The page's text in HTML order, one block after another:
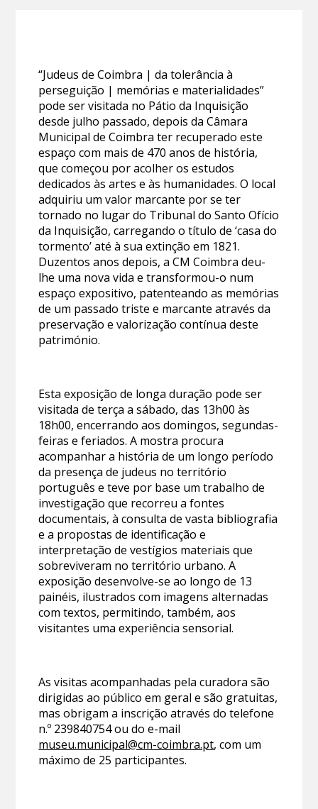
“Judeus de Coimbra | da tolerância à
perseguição | memórias e materialidades”
pode ser visitada no Pátio da Inquisição
desde julho passado, depois da Câmara
Municipal de Coimbra ter recuperado este
espaço com mais de 470 anos de história,
que começou por acolher os estudos
dedicados às artes e às humanidades. O local
adquiriu um valor marcante por se ter
tornado no lugar do Tribunal do Santo Ofício
da Inquisição, carregando o título de ‘casa do
tormento’ até à sua extinção em 1821.
Duzentos anos depois, a CM Coimbra deu-
lhe uma nova vida e transformou-o num
espaço expositivo, patenteando as memórias
de um passado triste e marcante através da
preservação e valorização contínua deste
património.
Esta exposição de longa duração pode ser
visitada de terça a sábado, das 13h00 às
18h00, encerrando aos domingos, segundas-
feiras e feriados. A mostra procura
acompanhar a história de um longo período
da presença de judeus no território
português e teve por base um trabalho de
investigação que recorreu a fontes
documentais, à consulta de vasta bibliografia
e a propostas de identificação e
interpretação de vestígios materiais que
sobreviveram no território urbano. A
exposição desenvolve-se ao longo de 13
painéis, ilustrados com imagens alternadas
com textos, permitindo, também, aos
visitantes uma experiência sensorial.
As visitas acompanhadas pela curadora são
dirigidas ao público em geral e são gratuitas,
mas obrigam a inscrição através do telefone
n.º 239840754 ou do e-mail
museu.municipal@cm-coimbra.pt, com um
máximo de 25 participantes.